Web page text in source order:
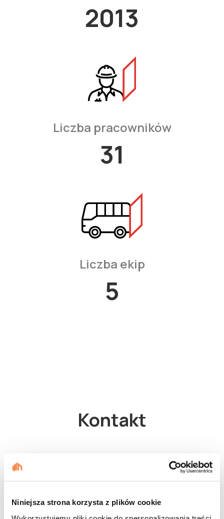
Niniejsza strona korzysta z plików cookie
2013
Liczba pracowników
35
Liczba ekip
6
Kontakt